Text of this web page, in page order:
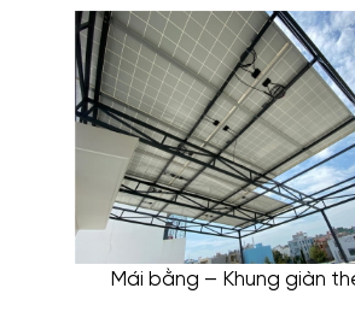
Mái bằng – Khung giàn